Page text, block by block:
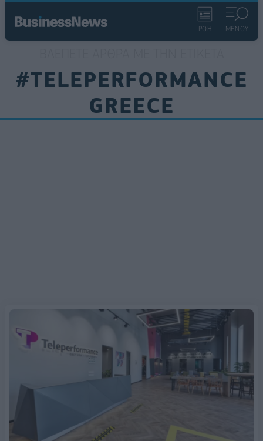
ΡΟΗ ΜΕΝΟΥ
#TELEPERFORMANCE
GREECE